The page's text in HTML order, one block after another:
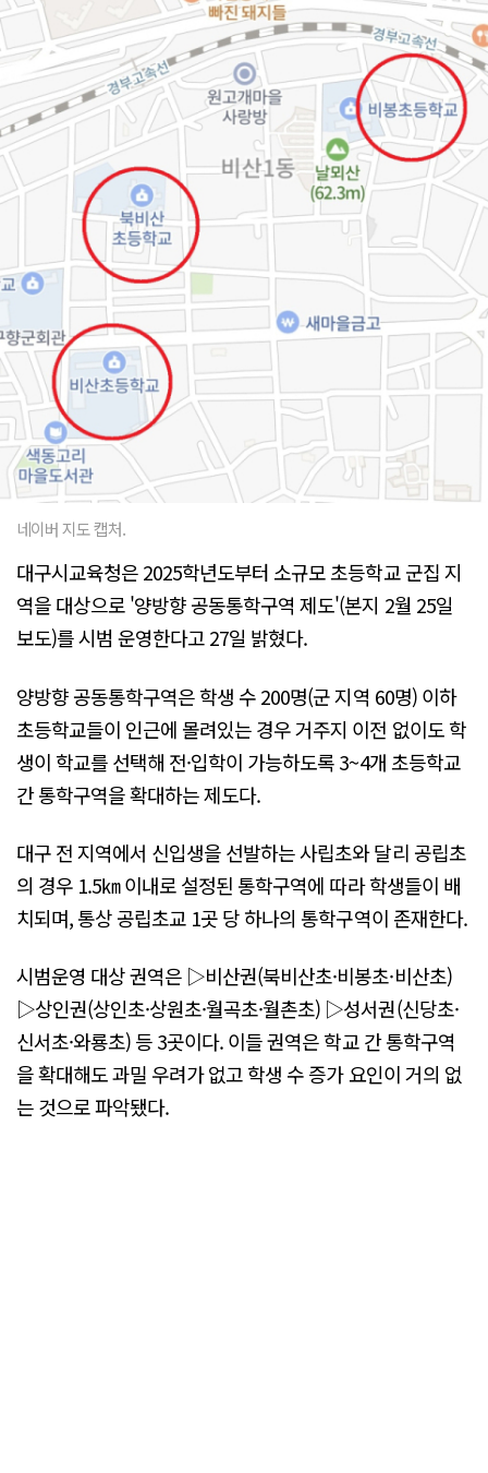
네이버 지도 캡처.
대구시교육청은 2025학년도부터 소규모 초등학교 군집 지
역을 대상으로 '양방향 공동통학구역 제도'(본지 2월 25일
보도)를 시범 운영한다고 27일 밝혔다.
양방향 공동통학구역은 학생 수 200명(군 지역 60명) 이하
초등학교들이 인근에 몰려있는 경우 거주지 이전 없이도 학
생이 학교를 선택해 전·입학이 가능하도록 3~4개 초등학교
간 통학구역을 확대하는 제도다.
대구 전 지역에서 신입생을 선발하는 사립초와 달리 공립초
의 경우 1.5㎞ 이내로 설정된 통학구역에 따라 학생들이 배
치되며, 통상 공립초교 1곳 당 하나의 통학구역이 존재한다.
시범운영 대상 권역은 ▷비산권(북비산초·비봉초·비산초)
▷상인권(상인초·상원초·월곡초·월촌초) ▷성서권(신당초·
신서초·와룡초) 등 3곳이다. 이들 권역은 학교 간 통학구역
을 확대해도 과밀 우려가 없고 학생 수 증가 요인이 거의 없
는 것으로 파악됐다.